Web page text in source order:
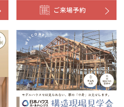
ご来場予約